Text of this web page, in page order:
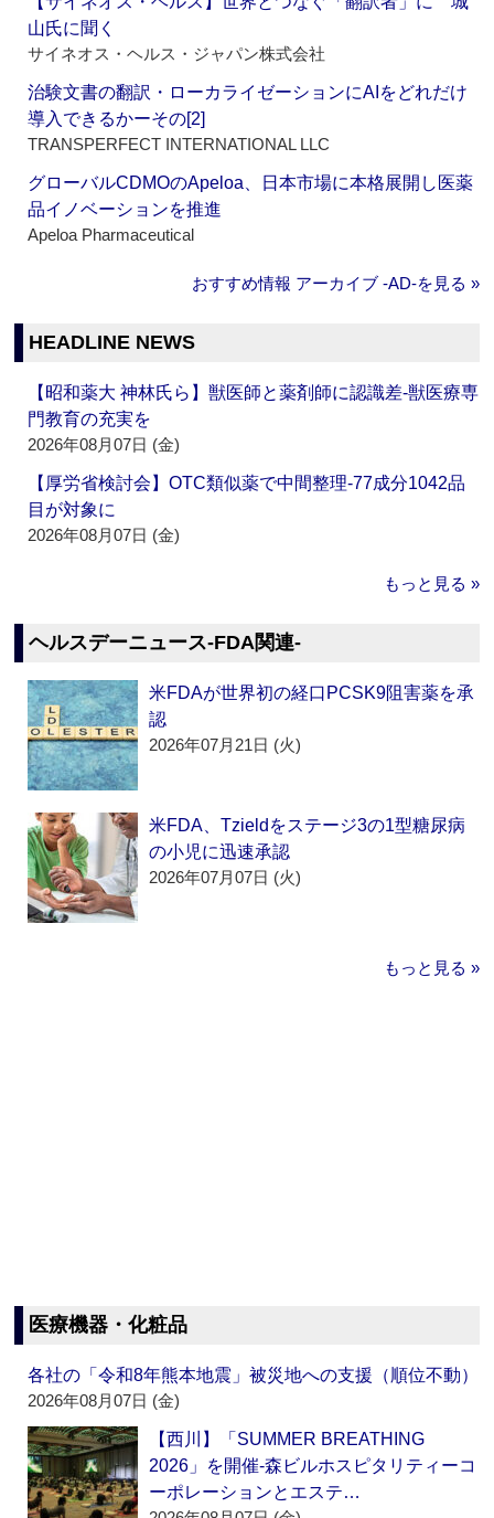
山氏に聞く
サイネオス・ヘルス・ジャパン株式会社
治験文書の翻訳・ローカライゼーションにAIをどれだけ
導入できるかーその[2]
TRANSPERFECT INTERNATIONAL LLC
グローバルCDMOのApeloa、日本市場に本格展開し医薬
品イノベーションを推進
Apeloa Pharmaceutical
おすすめ情報 アーカイブ ‐AD‐を見る »
HEADLINE NEWS
【昭和薬大 神林氏ら】獣医師と薬剤師に認識差‐獣医療専
門教育の充実を
2026年08月07日 (金)
【厚労省検討会】OTC類似薬で中間整理‐77成分1042品
目が対象に
2026年08月07日 (金)
もっと見る »
ヘルスデーニュース‐FDA関連‐
米FDAが世界初の経口PCSK9阻害薬を承
認
2026年07月21日 (火)
米FDA、Tzieldをステージ3の1型糖尿病
の小児に迅速承認
2026年07月07日 (火)
もっと見る »
医療機器・化粧品
各社の「令和8年熊本地震」被災地への支援（順位不動）
2026年08月07日 (金)
【西川】「SUMMER BREATHING
2026」を開催‐森ビルホスピタリティーコ
ーポレーションとエステ…